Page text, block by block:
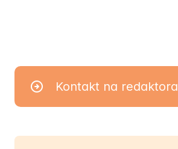
Kontakt na redaktora